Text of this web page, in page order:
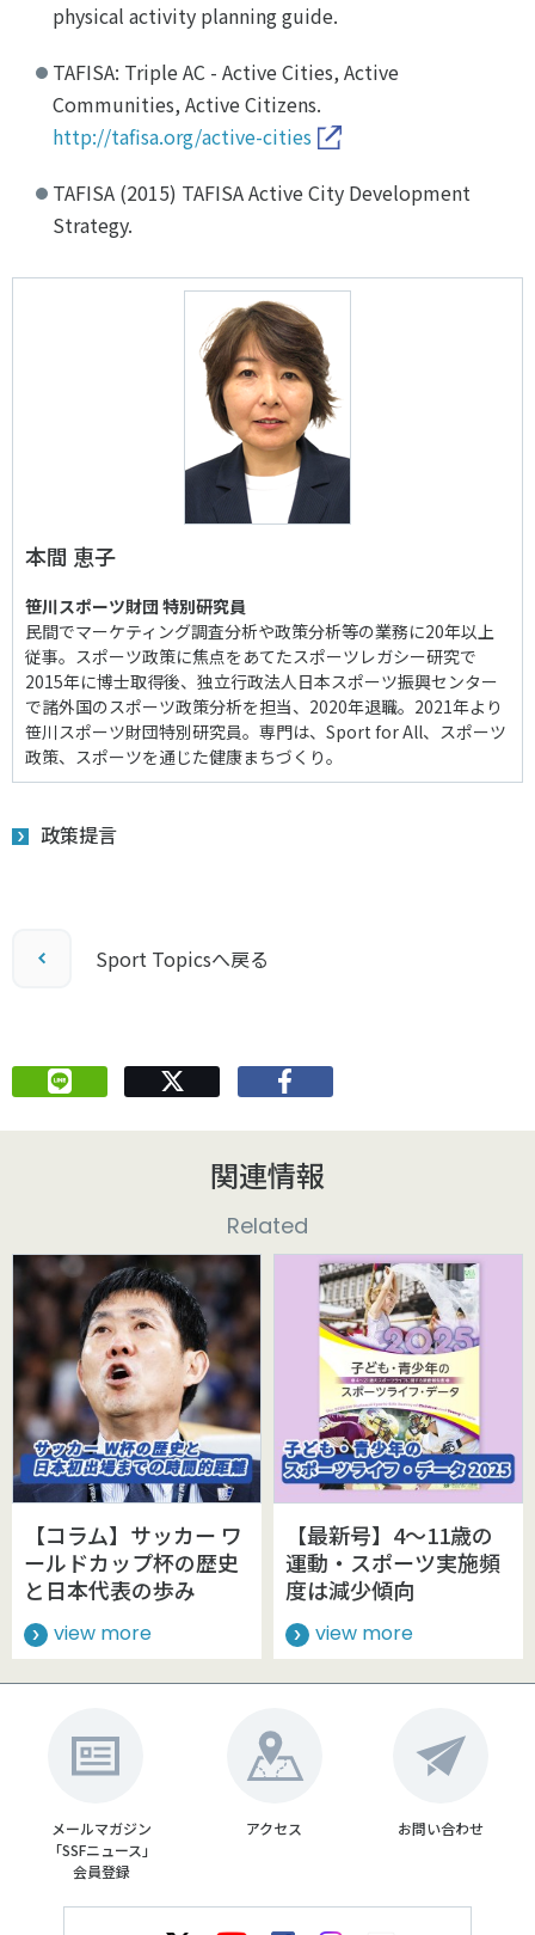
physical activity planning guide.
TAFISA: Triple AC - Active Cities, Active
Communities, Active Citizens.
http://tafisa.org/active-cities
TAFISA (2015) TAFISA Active City Development
Strategy.
本間 恵子
笹川スポーツ財団 特別研究員
民間でマーケティング調査分析や政策分析等の業務に20年以上
従事。スポーツ政策に焦点をあてたスポーツレガシー研究で
2015年に博士取得後、独立行政法人日本スポーツ振興センター
で諸外国のスポーツ政策分析を担当、2020年退職。2021年より
笹川スポーツ財団特別研究員。専門は、Sport for All、スポーツ
政策、スポーツを通じた健康まちづくり。
政策提言
Sport Topicsへ戻る
関連情報
Related
【コラム】サッカー ワ
ールドカップ杯の歴史
と日本代表の歩み
view more
【最新号】4～11歳の
運動・スポーツ実施頻
度は減少傾向
view more
メールマガジン
「SSFニュース」
会員登録
アクセス お問い合わせ